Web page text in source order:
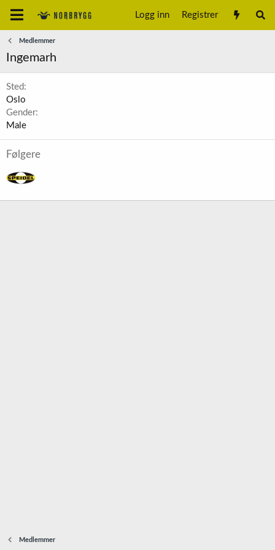
Logg inn Registrer
Medlemmer
Ingemarh
Sted
Oslo
Gender
Male
Følgere
Medlemmer